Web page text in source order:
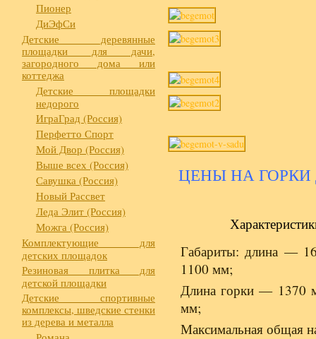
Пионер
ДиЭфСи
Детские деревянные
площадки для дачи,
загородного дома или
коттеджа
Детские площадки
недорого
ИграГрад (Россия)
Перфетто Спорт
Мой Двор (Россия)
Выше всех (Россия)
Савушка (Россия)
Новый Рассвет
Леда Элит (Россия)
Можга (Россия)
Комплектующие для
детских площадок
Резиновая плитка для
детской площадки
Детские спортивные
комплексы, шведские стенки
из дерева и металла
ЦЕНЫ НА ГОРКИ
Габариты: длина —
1100 мм;
Длина горки — 1370
мм;
Максимальная общая